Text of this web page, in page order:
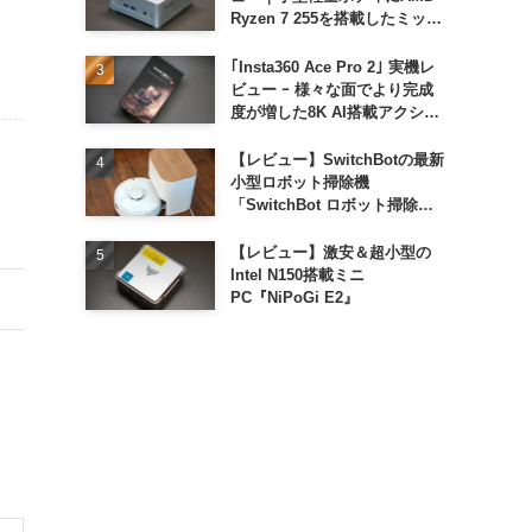
Ryzen 7 255を搭載したミッド
｢Insta360 Ace Pro 2｣ 実機レ
ビュー ｰ 様々な面でより完成
度が増した8K AI搭載アクショ
【レビュー】SwitchBotの最新
小型ロボット掃除機
「SwitchBot ロボット掃除機
【レビュー】激安＆超小型の
Intel N150搭載ミニ
PC『NiPoGi E2』